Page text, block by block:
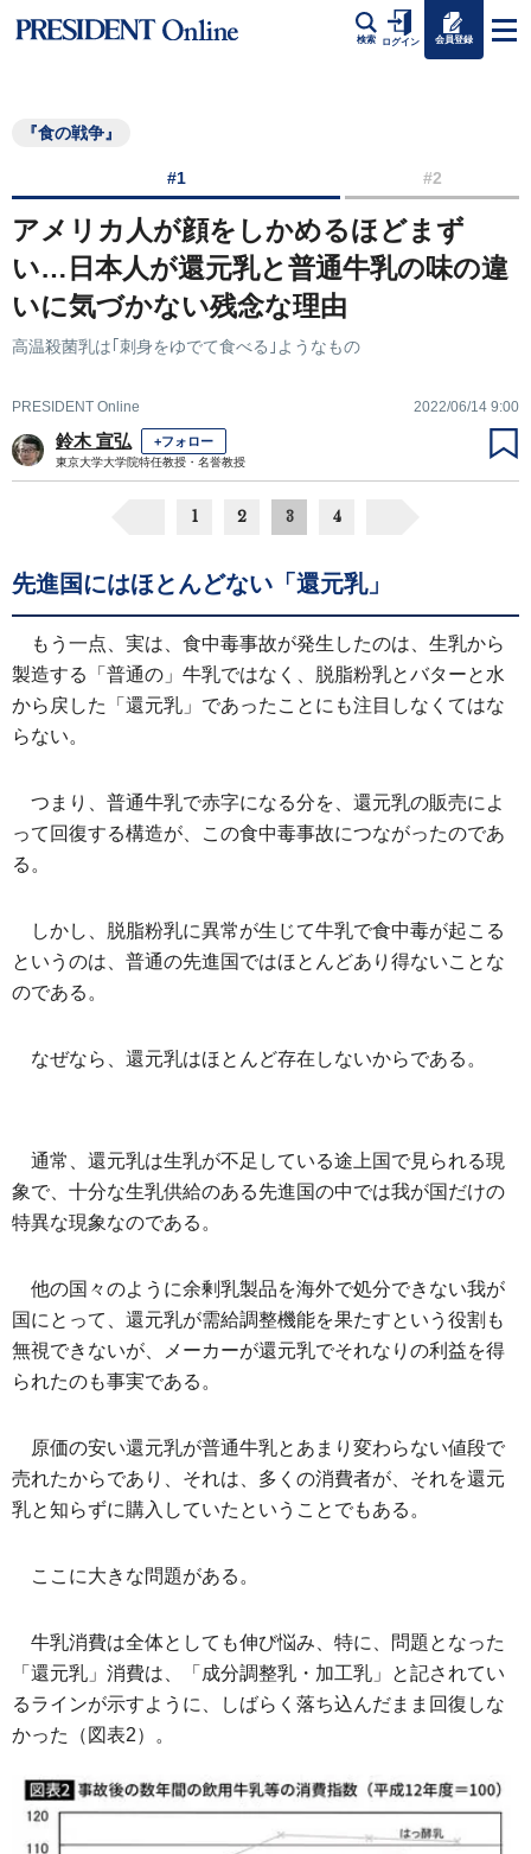
検索 ログイン 会員登録
『食の戦争』
#1 #2
アメリカ人が顔をしかめるほどまず
い…日本人が還元乳と普通牛乳の味の違
いに気づかない残念な理由
高温殺菌乳は｢刺身をゆでて食べる｣ようなもの
PRESIDENT Online 2022/06/14 9:00
鈴木 宣弘 +フォロー
東京大学大学院特任教授・名誉教授
1 2 3 4
先進国にはほとんどない「還元乳」
もう一点、実は、食中毒事故が発生したのは、生乳から
製造する「普通の」牛乳ではなく、脱脂粉乳とバターと水
から戻した「還元乳」であったことにも注目しなくてはな
らない。
つまり、普通牛乳で赤字になる分を、還元乳の販売によ
って回復する構造が、この食中毒事故につながったのであ
る。
しかし、脱脂粉乳に異常が生じて牛乳で食中毒が起こる
というのは、普通の先進国ではほとんどあり得ないことな
のである。
なぜなら、還元乳はほとんど存在しないからである。
通常、還元乳は生乳が不足している途上国で見られる現
象で、十分な生乳供給のある先進国の中では我が国だけの
特異な現象なのである。
他の国々のように余剰乳製品を海外で処分できない我が
国にとって、還元乳が需給調整機能を果たすという役割も
無視できないが、メーカーが還元乳でそれなりの利益を得
られたのも事実である。
原価の安い還元乳が普通牛乳とあまり変わらない値段で
売れたからであり、それは、多くの消費者が、それを還元
乳と知らずに購入していたということでもある。
ここに大きな問題がある。
牛乳消費は全体としても伸び悩み、特に、問題となった
「還元乳」消費は、「成分調整乳・加工乳」と記されてい
るラインが示すように、しばらく落ち込んだまま回復しな
かった（図表2）。